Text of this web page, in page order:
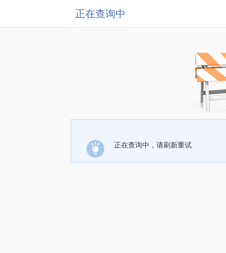
正在查询中
正在查询中，请刷新重试